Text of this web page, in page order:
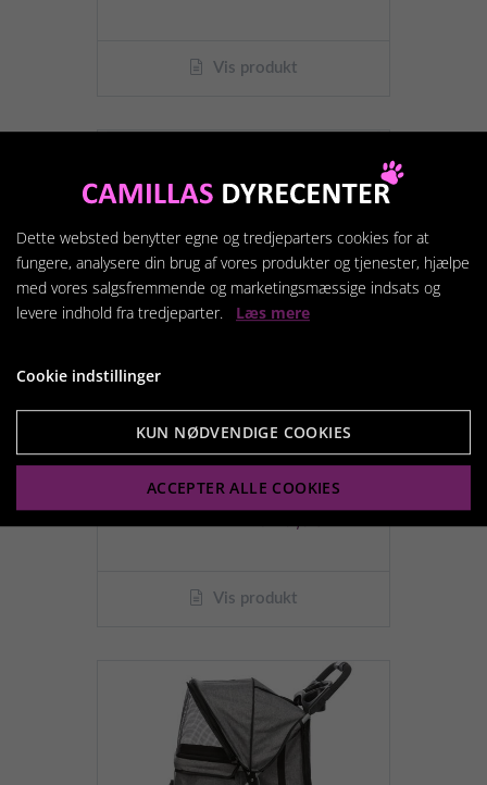
Vis produkt
Transportbur, aluminum,
2.649,95 kr.
Vis produkt
Dette websted benytter egne og tredjeparters cookies for at
fungere, analysere din brug af vores produkter og tjenester, hjælpe
med vores salgsfremmende og marketingsmæssige indsats og
levere indhold fra tredjeparter. Læs mere
Cookie indstillinger
KUN NØDVENDIGE COOKIES
ACCEPTER ALLE COOKIES